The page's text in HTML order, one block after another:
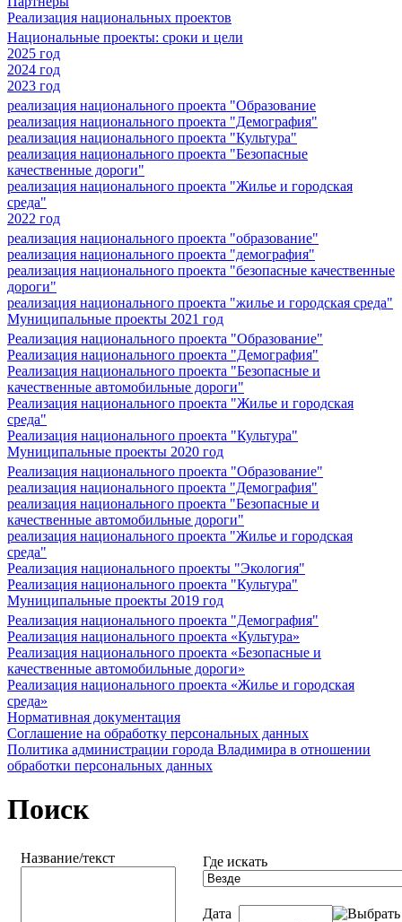
Реализация национальных проектов
Национальные проекты: сроки и цели
2025 год
2024 год
2023 год
реализация национального проекта "Образование
реализация национального проекта "Демография"
реализация национального проекта "Культура"
реализация национального проекта "Безопасные
качественные дороги"
реализация национального проекта "Жилье и городская
среда"
2022 год
реализация национального проекта "образование"
реализация национального проекта "демография"
реализация национального проекта "безопасные качественные
дороги"
реализация национального проекта "жилье и городская среда"
Муниципальные проекты 2021 год
Реализация национального проекта "Образование"
Реализация национального проекта "Демография"
Реализация национального проекта "Безопасные и
качественные автомобильные дороги"
Реализация национального проекта "Жилье и городская
среда"
Реализация национального проекта "Культура"
Муниципальные проекты 2020 год
Реализация национального проекта "Образование"
реализация национального проекта "Демография"
реализация национального проекта "Безопасные и
качественные автомобильные дороги"
реализация национального проекта "Жилье и городская
среда"
Реализация национального проекты "Экология"
Реализация национального проекта "Культура"
Муниципальные проекты 2019 год
Реализация национального проекта "Демография"
Реализация национального проекта «Культура»
Реализация национального проекта «Безопасные и
качественные автомобильные дороги»
Реализация национального проекта «Жилье и городская
среда»
Нормативная документация
Соглашение на обработку персональных данных
Политика администрации города Владимира в отношении
обработки персональных данных
Поиск
Название/текст Где искать
Дата